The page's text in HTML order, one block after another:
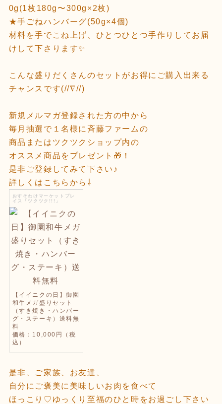
0g(1枚180g〜300g×2枚)
★手ごねハンバーグ(50g×4個)
材料を手でこね上げ、ひとつひとつ手作りしてお届
けして下さります✨
こんな盛りだくさんのセットがお得にご購入出来る
チャンスです(//∇//)
新規メルマガ登録された方の中から
毎月抽選で１名様に斉藤ファームの
商品またはツクツクショップ内の
オススメ商品をプレゼント🎁！
是非ご登録してみて下さい♪
詳しくはこちらから⇩
おすそわけマーケットプレ
イス「ツクツク!!!」
【イイニクの日】御園
和牛メガ盛りセット
（すき焼き・ハンバー
グ・ステーキ）送料無
料
価格：10,000円（税
込）
是非、ご家族、お友達、
自分にご褒美に美味しいお肉を食べて
ほっこり♡ゆっくり至福のひと時をお過ごし下さい